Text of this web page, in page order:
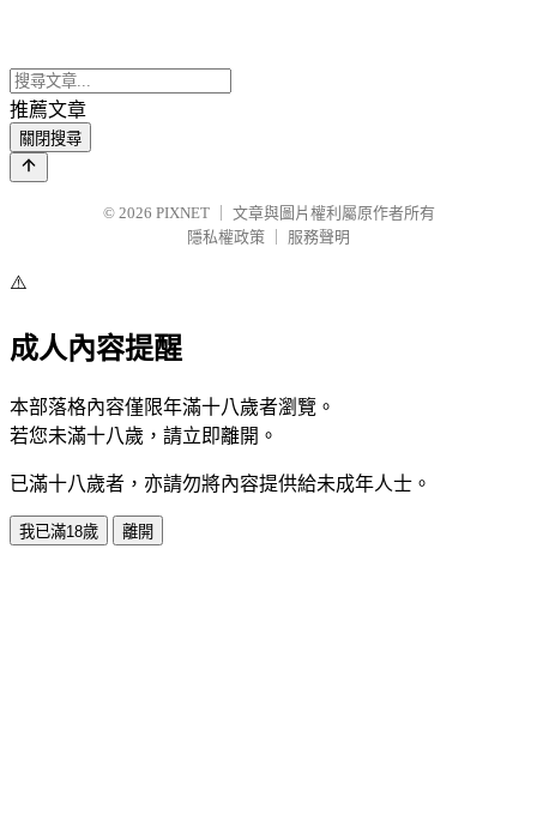
推薦文章
關閉搜尋
© 2026 PIXNET
文章與圖片權利屬原作者所有
隱私權政策
服務聲明
⚠️
成人內容提醒
本部落格內容僅限年滿十八歲者瀏覽。
若您未滿十八歲，請立即離開。
已滿十八歲者，亦請勿將內容提供給未成年人士。
我已滿18歲 離開